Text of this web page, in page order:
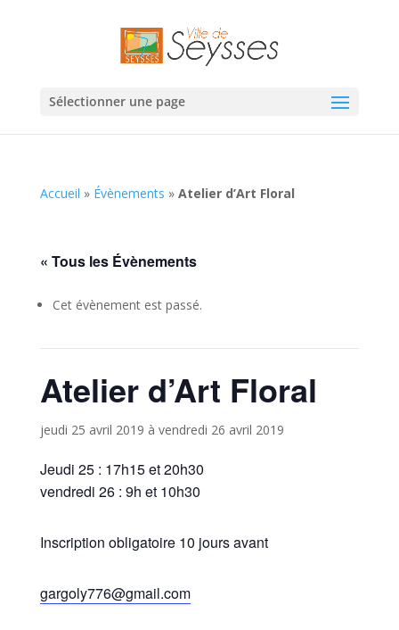
Sélectionner une page
Accueil » Évènements » Atelier d’Art Floral
« Tous les Évènements
Cet évènement est passé.
Atelier d’Art Floral
jeudi 25 avril 2019 à vendredi 26 avril 2019
Jeudi 25 : 17h15 et 20h30
vendredi 26 : 9h et 10h30
Inscription obligatoire 10 jours avant
gargoly776@gmail.com